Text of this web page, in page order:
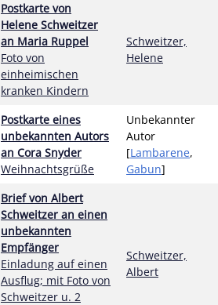
Postkarte von
Helene Schweitzer
an Maria Ruppel
Foto von
einheimischen
kranken Kindern
Schweitzer,
Helene
Postkarte eines
unbekannten Autors
an Cora Snyder
Weihnachtsgrüße
Unbekannter
Autor
[Lambarene,
Gabun]
Brief von Albert
Schweitzer an einen
unbekannten
Empfänger
Einladung auf einen
Ausflug; mit Foto von
Schweitzer u. 2
Schweitzer,
Albert